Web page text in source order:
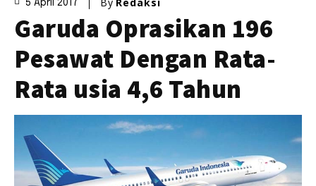
5 April 2017
Garuda Oprasikan 196
Pesawat Dengan Rata-
Rata usia 4,6 Tahun